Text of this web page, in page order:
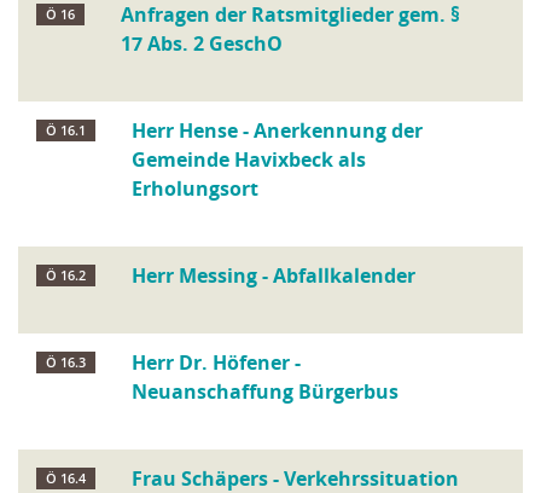
Ö 16
Anfragen der Ratsmitglieder gem. §
17 Abs. 2 GeschO
Ö 16.1
Herr Hense - Anerkennung der
Gemeinde Havixbeck als
Erholungsort
Ö 16.2 Herr Messing - Abfallkalender
Ö 16.3
Herr Dr. Höfener -
Neuanschaffung Bürgerbus
Ö 16.4
Frau Schäpers - Verkehrssituation